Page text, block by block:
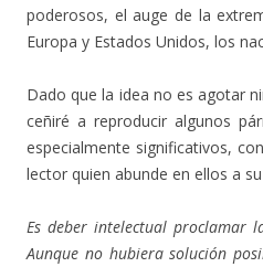
poderosos, el auge de la
Europa y Estados Unidos, los
Dado que la idea no es agotar
ceñiré a reproducir algunos
especialmente significativos,
lector quien abunde en ellos a
Es deber intelectual proclamar
Aunque no hubiera solución